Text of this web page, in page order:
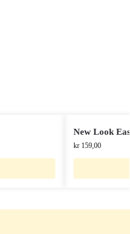
New Look
kr159,00